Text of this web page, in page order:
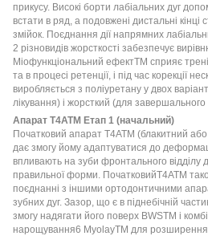
прикусу. Високі борти лабіальних дуг
встати в ряд, а подовжені дистальні
змійок. Поєднання дії напрямних
2 різновидів жорсткості забезпечує
Міофункціональний ефектTM сприяє
та в процесі ретенції, і під час корекції
виробляється з поліуретану у двох
лікування) і жорсткий (для
Апарат T4ATM Етап 1 (начальний)
Початковий апарат T4ATM (блакитний
дає змогу йому адаптуватися до
впливають на зуби фронтального відділу
правильної форми. ПочатковийT4ATM
поєднанні з іншими ортодонтичними
зубних дуг. Зазор, що є в піднебічній
змогу надягати його поверх BWSTM і
нарощування6 MyolayTM для розширення